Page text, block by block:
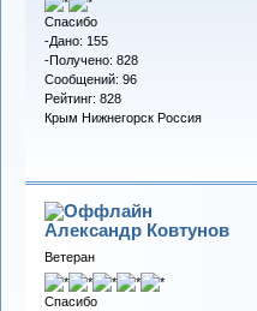
Спасибо
-Дано: 155
-Получено: 828
Сообщений: 96
Рейтинг: 828
Крым Нижнегорск Россия
Александр Ковтунов
Ветеран
Спасибо